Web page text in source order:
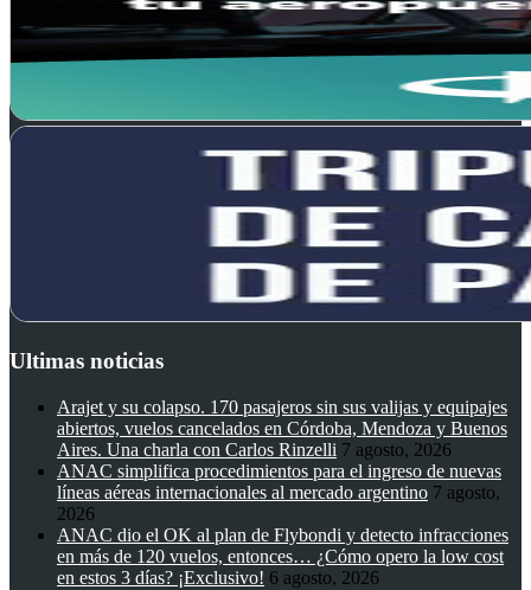
Ultimas noticias
Arajet y su colapso. 170 pasajeros sin sus valijas y equipajes
abiertos, vuelos cancelados en Córdoba, Mendoza y Buenos
Aires. Una charla con Carlos Rinzelli 7 agosto, 2026
ANAC simplifica procedimientos para el ingreso de nuevas
líneas aéreas internacionales al mercado argentino 7 agosto,
2026
ANAC dio el OK al plan de Flybondi y detecto infracciones
en más de 120 vuelos, entonces… ¿Cómo opero la low cost
en estos 3 días? ¡Exclusivo! 6 agosto, 2026